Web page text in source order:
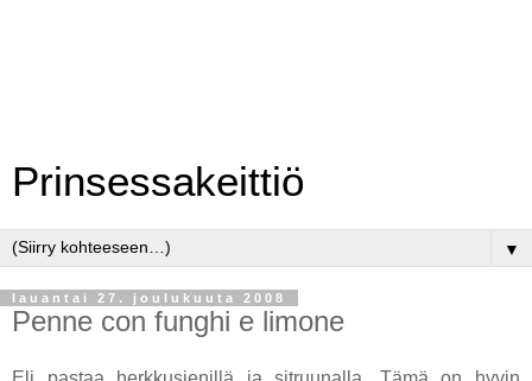
Prinsessakeittiö
▼
lauantai 27. joulukuuta 2008
Penne con funghi e limone